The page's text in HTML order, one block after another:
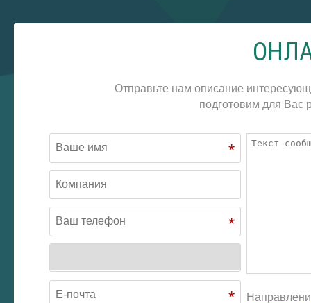
Отправьте нам описание
подготовим для Вас
*
*
*